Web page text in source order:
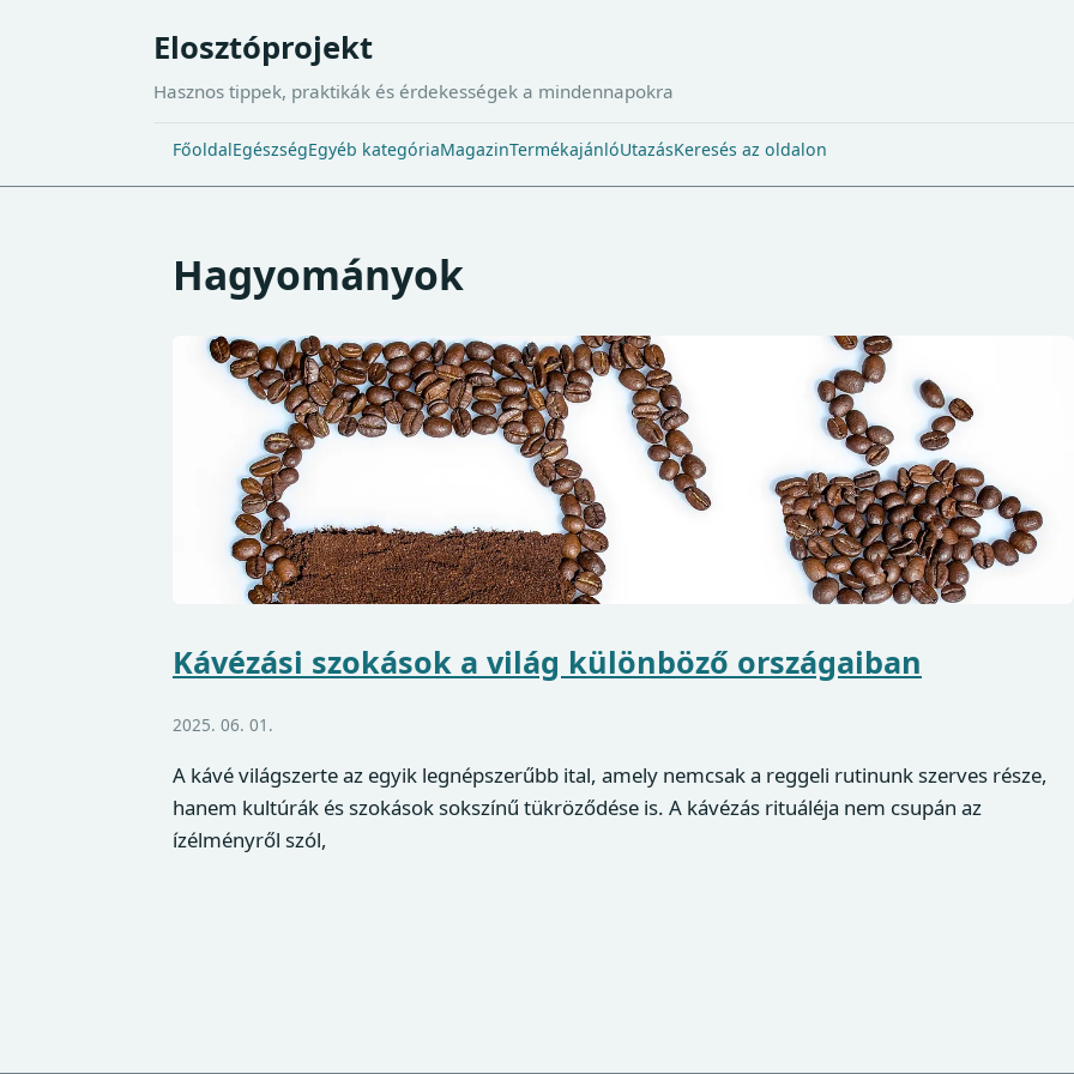
Elosztóprojekt
Hasznos tippek, praktikák és érdekességek a mindennapokra
FőoldalEgészségEgyéb kategóriaMagazinTermékajánlóUtazásKeresés az oldalon
Hagyományok
Kávézási szokások a világ különböző országaiban
2025. 06. 01.
A kávé világszerte az egyik legnépszerűbb ital, amely nemcsak a reggeli rutinunk szerves része,
hanem kultúrák és szokások sokszínű tükröződése is. A kávézás rituáléja nem csupán az
ízélményről szól,